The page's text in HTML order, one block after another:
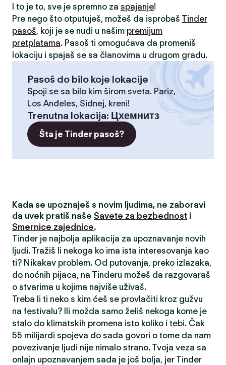
I to je to, sve je spremno za spajanje!
Pre nego što otputuješ, možeš da isprobaš Tinder
pasoš, koji je se nudi u našim premijum
pretplatama. Pasoš ti omogućava da promeniš
lokaciju i spajaš se sa članovima u drugom gradu.
Pasoš do bilo koje lokacije
Spoji se sa bilo kim širom sveta. Pariz,
Los Anđeles, Sidnej, kreni!
Trenutna lokacija: Цхемнитз
Šta je Tinder pasoš?
Kada se upoznaješ s novim ljudima, ne zaboravi
da uvek pratiš naše Savete za bezbednost i
Smernice zajednice.
Tinder je najbolja aplikacija za upoznavanje novih
ljudi. Tražiš li nekoga ko ima ista interesovanja kao
ti? Nikakav problem. Od putovanja, preko izlazaka,
do noćnih pijaca, na Tinderu možeš da razgovaraš
o stvarima u kojima najviše uživaš.
Treba li ti neko s kim ćeš se provlačiti kroz gužvu
na festivalu? Ili možda samo želiš nekoga kome je
stalo do klimatskih promena isto koliko i tebi. Čak
55 milijardi spojeva do sada govori o tome da nam
povezivanje ljudi nije nimalo strano. Tvoja veza sa
onlajn upoznavanjem sada je još bolja, jer Tinder